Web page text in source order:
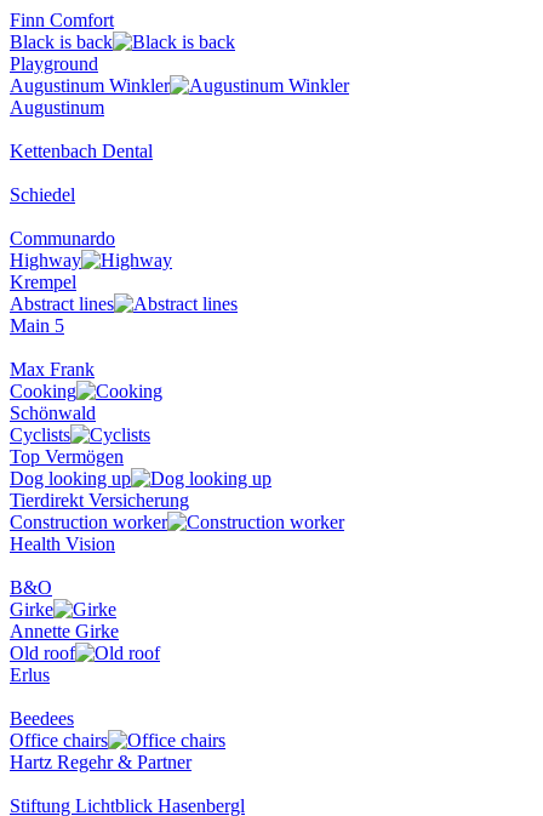
Finn Comfort
Black is back
Playground
Augustinum Winkler
Augustinum
Kettenbach Dental
Schiedel
Communardo
Highway
Krempel
Abstract lines
Main 5
Max Frank
Cooking
Schönwald
Cyclists
Top Vermögen
Dog looking up
Tierdirekt Versicherung
Construction worker
Health Vision
B&O
Girke
Annette Girke
Old roof
Erlus
Beedees
Office chairs
Hartz Regehr & Partner
Stiftung Lichtblick Hasenbergl